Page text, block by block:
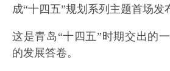
成“十四五”规划系列主题首场
这是青岛“十四五”时期交出的
的发展答卷。